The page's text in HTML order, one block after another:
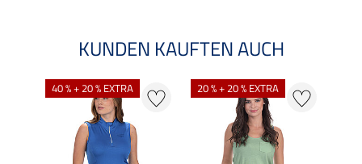
KUNDEN KAUFTEN AUCH
40 % + 20 % EXTRA 20 % + 20 % EXTRA